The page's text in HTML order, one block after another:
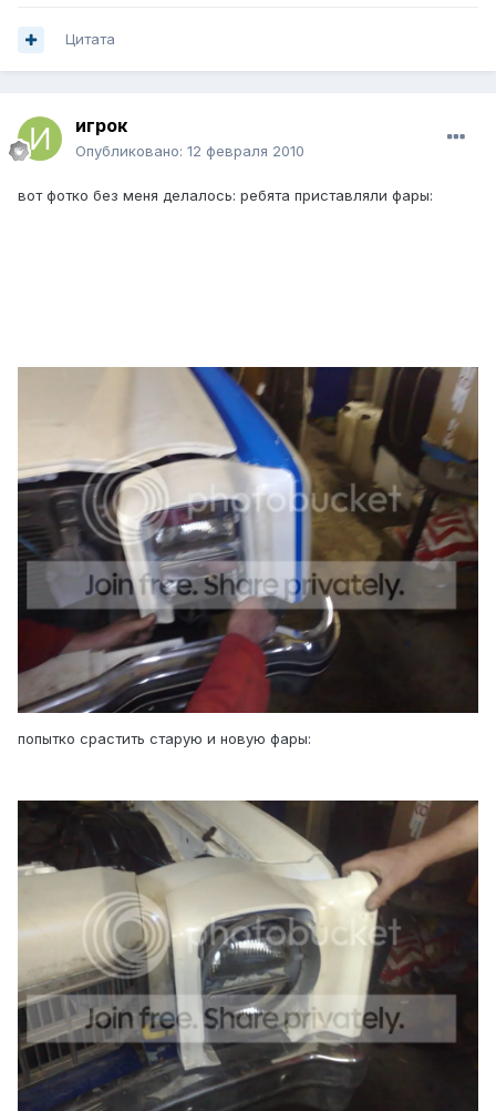
Цитата
игрок
Опубликовано: 12 февраля 2010
вот фотко без меня делалось: ребята приставляли фары:
попытко срастить старую и новую фары: